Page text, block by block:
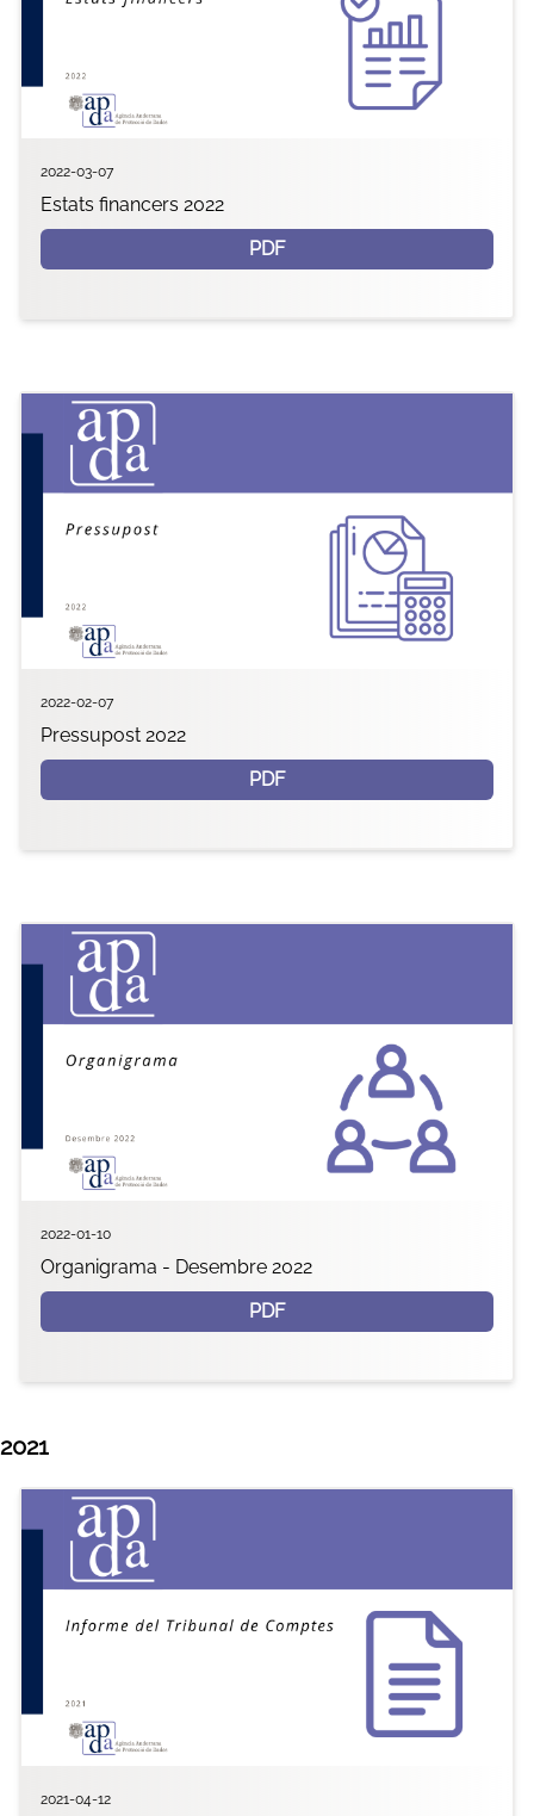
2022-03-07
Estats financers 2022
PDF
2022-02-07
Pressupost 2022
PDF
2022-01-10
Organigrama - Desembre 2022
PDF
2021
2021-04-12